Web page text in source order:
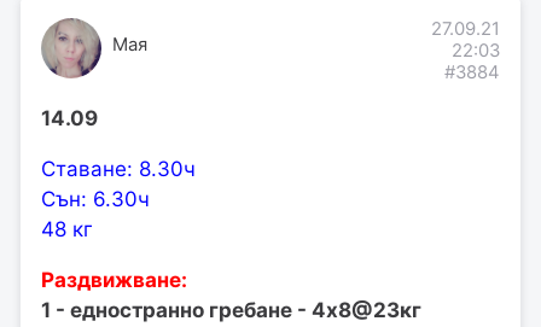
Мая
27.09.21
22:03
#3884
14.09
Ставане: 8.30ч
Сън: 6.30ч
48 кг
Раздвижване:
1 - едностранно гребане - 4х8@23кг